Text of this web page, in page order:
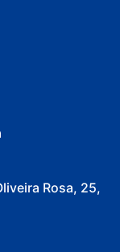
Rosa, 25,